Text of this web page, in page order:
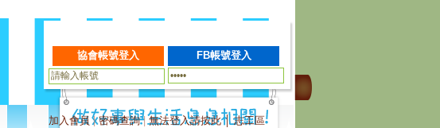
加入會員|密碼查詢|無法登入請按此│志工區